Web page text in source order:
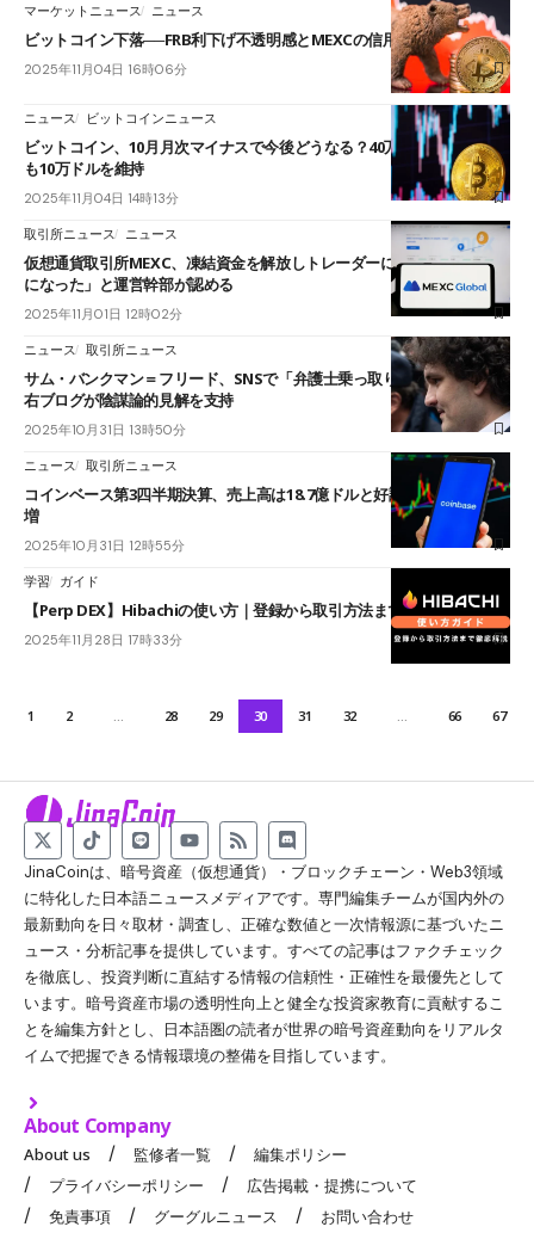
マーケットニュース ニュース
ビットコイン下落──FRB利下げ不透明感とMEXCの信用問題で懸念拡大
2025年11月04日 16時06分
ニュース ビットコインニュース
ビットコイン、10月月次マイナスで今後どうなる？40万BTC超の売り圧
も10万ドルを維持
2025年11月04日 14時13分
取引所ニュース ニュース
仮想通貨取引所MEXC、凍結資金を解放しトレーダーに謝罪──「感情的
になった」と運営幹部が認める
2025年11月01日 12時02分
ニュース 取引所ニュース
サム・バンクマン＝フリード、SNSで「弁護士乗っ取り」主張拡散──極
右ブログが陰謀論的見解を支持
2025年10月31日 13時50分
ニュース 取引所ニュース
コインベース第3四半期決算、売上高は18.7億ドルと好調──前年比55％
増
2025年10月31日 12時55分
学習 ガイド
【Perp DEX】Hibachiの使い方｜登録から取引方法まで徹底解説
2025年11月28日 17時33分
1 2 28 29 30 31 32 66 67
JinaCoinは、暗号資産（仮想通貨）・ブロックチェーン・Web3領域
に特化した日本語ニュースメディアです。専門編集チームが国内外の
最新動向を日々取材・調査し、正確な数値と一次情報源に基づいたニ
ュース・分析記事を提供しています。すべての記事はファクチェック
を徹底し、投資判断に直結する情報の信頼性・正確性を最優先として
います。暗号資産市場の透明性向上と健全な投資家教育に貢献するこ
とを編集方針とし、日本語圏の読者が世界の暗号資産動向をリアルタ
イムで把握できる情報環境の整備を目指しています。
About Company
About us 監修者一覧
編集ポリシー
プライバシーポリシー
広告掲載・提携について
免責事項
グーグルニュース お問い合わせ